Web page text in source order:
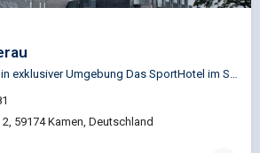
59174 Kamen, Deutschland